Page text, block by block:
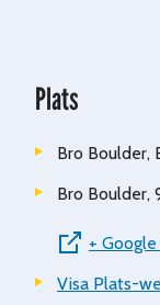
Plats
Bro Boulder,
Bro Boulder,
+
Visa Plats-